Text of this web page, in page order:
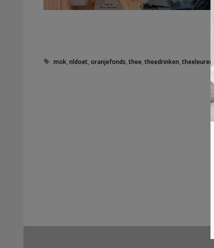
Tags
mok,nldoet,oranjefonds,thee,theedrinken,theeleuren